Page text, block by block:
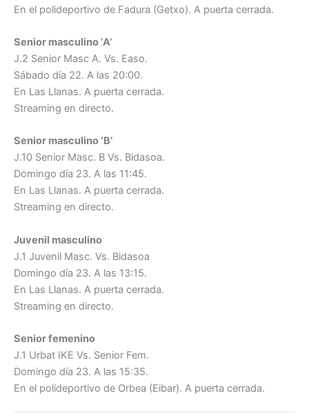
En el polideportivo de Fadura (Getxo). A puerta cerrada.
Senior masculino ‘A’
J.2 Senior Masc A. Vs. Easo.
Sábado día 22. A las 20:00.
En Las Llanas. A puerta cerrada.
Streaming en directo.
Senior masculino ‘B’
J.10 Senior Masc. B Vs. Bidasoa.
Domingo día 23. A las 11:45.
En Las Llanas. A puerta cerrada.
Streaming en directo.
Juvenil masculino
J.1 Juvenil Masc. Vs. Bidasoa
Domingo día 23. A las 13:15.
En Las Llanas. A puerta cerrada.
Streaming en directo.
Senior femenino
J.1 Urbat IKE Vs. Senior Fem.
Domingo día 23. A las 15:35.
En el polideportivo de Orbea (Eibar). A puerta cerrada.